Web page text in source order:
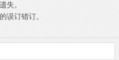
失。
误订错订。